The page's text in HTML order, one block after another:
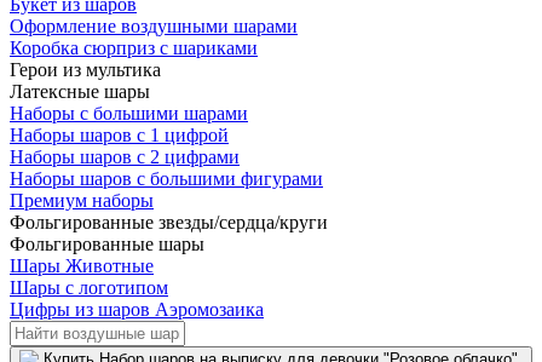
Букет из шаров
Оформление воздушными шарами
Коробка сюрприз с шариками
Герои из мультика
Латексные шары
Наборы с большими шарами
Наборы шаров с 1 цифрой
Наборы шаров с 2 цифрами
Наборы шаров с большими фигурами
Премиум наборы
Фольгированные звезды/сердца/круги
Фольгированные шары
Шары Животные
Шары с логотипом
Цифры из шаров Аэромозаика